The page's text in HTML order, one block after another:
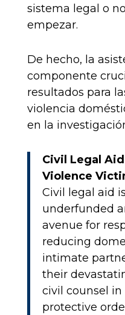
sistema legal o
empezar.
De hecho, la
componente
resultados para
violencia
en la
Civil Legal
Violence
Civil legal aid
underfunded
avenue for
reducing
intimate
their
civil counsel in
protective